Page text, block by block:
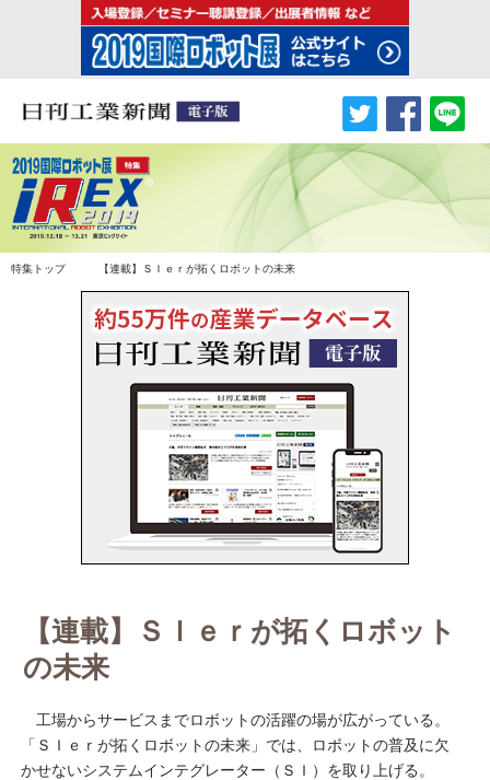
特集トップ 【連載】ＳＩｅｒが拓くロボットの未来
【連載】ＳＩｅｒが拓くロボット
の未来
工場からサービスまでロボットの活躍の場が広がっている。
「ＳＩｅｒが拓くロボットの未来」では、ロボットの普及に欠
かせないシステムインテグレーター（ＳＩ）を取り上げる。